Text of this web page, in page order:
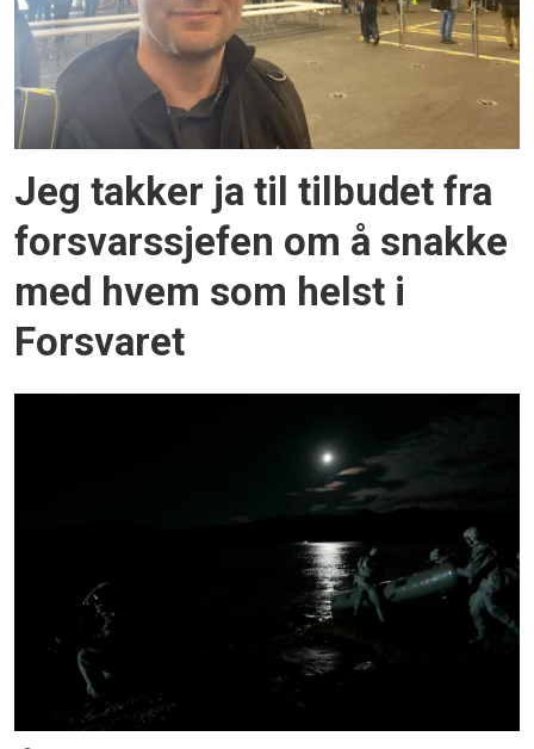
Jeg takker ja til tilbudet fra
forsvarssjefen om å snakke
med hvem som helst i
Forsvaret